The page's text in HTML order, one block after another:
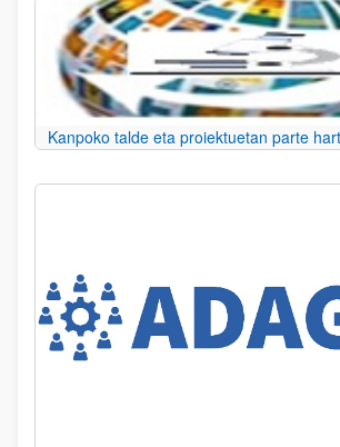
Kanpoko talde eta proiektuetan parte